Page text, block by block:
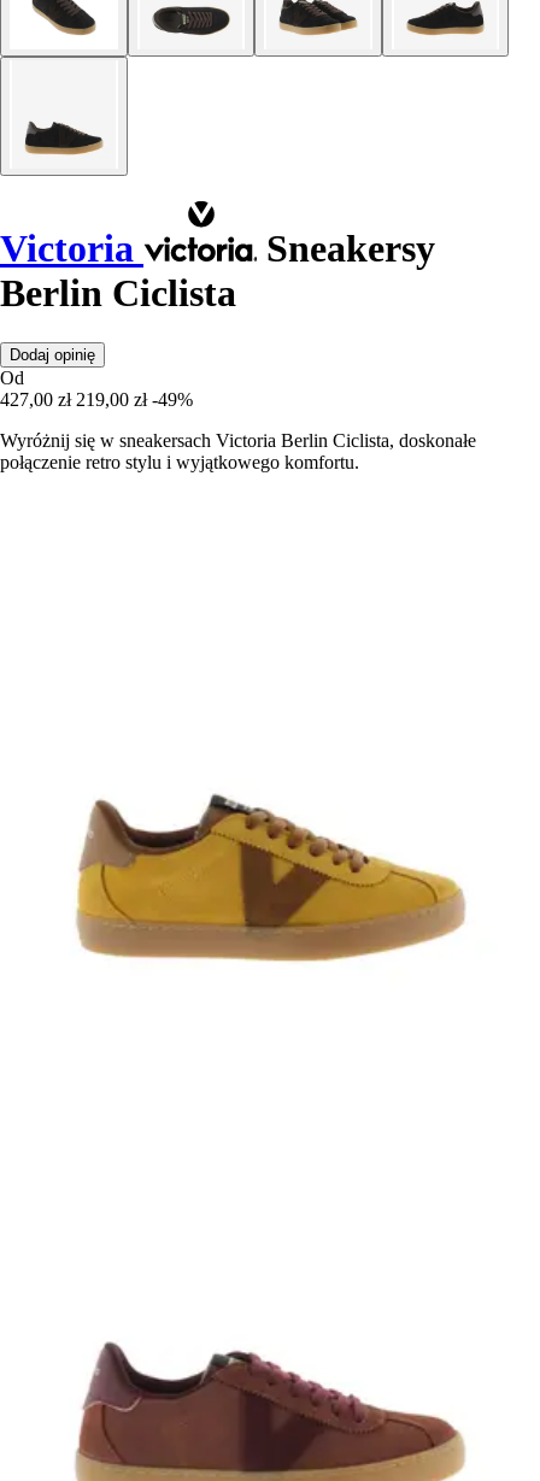
Victoria
Sneakersy
Berlin Ciclista
Dodaj opinię
Od
427,00 zł 219,00 zł -49%
Wyróżnij się w sneakersach Victoria Berlin Ciclista, doskonałe
połączenie retro stylu i wyjątkowego komfortu.